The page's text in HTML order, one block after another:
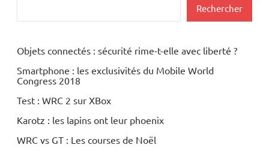
Rechercher
Objets connectés : sécurité rime-t-elle avec liberté ?
Smartphone : les exclusivités du Mobile World
Congress 2018
Test : WRC 2 sur XBox
Karotz : les lapins ont leur phoenix
WRC vs GT : Les courses de Noël